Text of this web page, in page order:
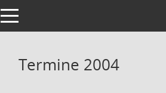
Toggle navigation
Termine 2004